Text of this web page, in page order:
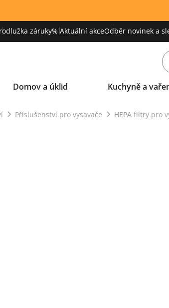
záruky% Aktuální akceOdběr novinek a
Domov a úklid Kuchyně a
Příslušenství pro vysavače HEPA filtry pro